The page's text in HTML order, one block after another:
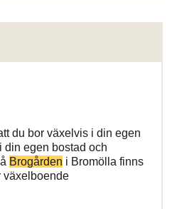
du bor växelvis i din egen
din egen bostad och
Brogården i Bromölla finns
växelboende